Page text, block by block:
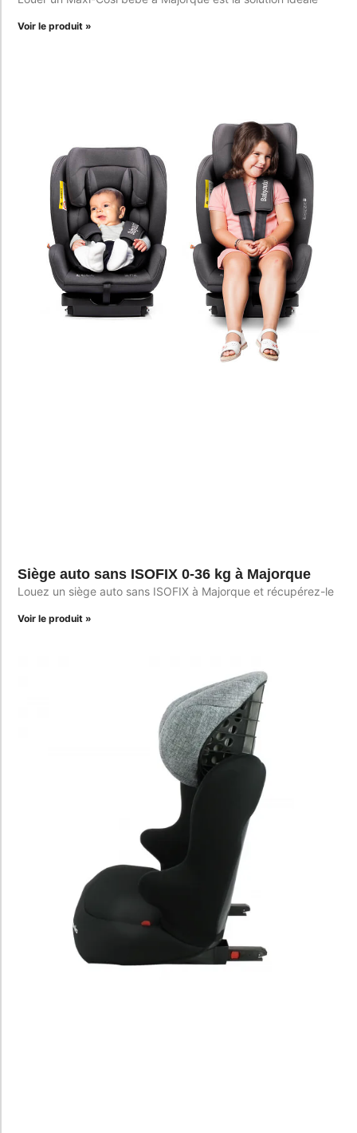
Voir le produit »
Siège auto sans ISOFIX 0-36 kg à Majorque
Louez un siège auto sans ISOFIX à Majorque et récupérez-le
Voir le produit »